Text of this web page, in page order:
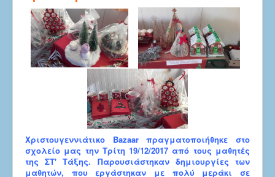
Χριστουγεννιάτικο Bazaar πραγματοποιήθηκε στο
σχολείο μας την Τρίτη 19/12/2017 από τους μαθητές
της ΣΤ' Τάξης. Παρουσιάστηκαν δημιουργίες των
μαθητών, που εργάστηκαν με πολύ μεράκι σε